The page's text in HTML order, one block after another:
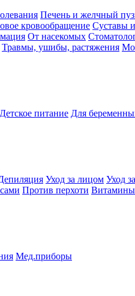
Печень и желчный
кровообращение Суставы
От насекомых
Травмы, ушибы, растяжения
Детское питание Для
Уход за лицом Уход
Против перхоти Витамины
Мед.приборы